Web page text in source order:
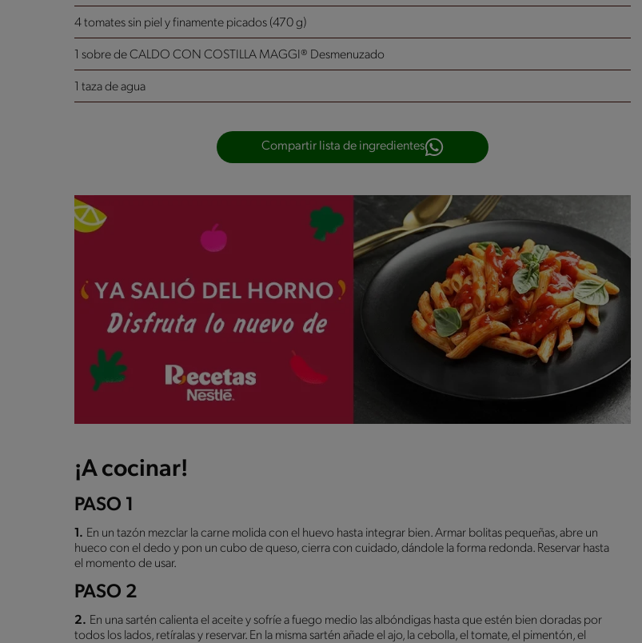
4 tomates sin piel y finamente picados (470 g)
1 sobre de CALDO CON COSTILLA MAGGI® Desmenuzado
1 taza de agua
Compartir lista de ingredientes
¡A cocinar!
PASO 1
1. En un tazón mezclar la carne molida con el huevo hasta integrar bien. Armar bolitas pequeñas, abre un
hueco con el dedo y pon un cubo de queso, cierra con cuidado, dándole la forma redonda. Reservar hasta
el momento de usar.
PASO 2
2. En una sartén calienta el aceite y sofríe a fuego medio las albóndigas hasta que estén bien doradas por
todos los lados, retíralas y reservar. En la misma sartén añade el ajo, la cebolla, el tomate, el pimentón, el